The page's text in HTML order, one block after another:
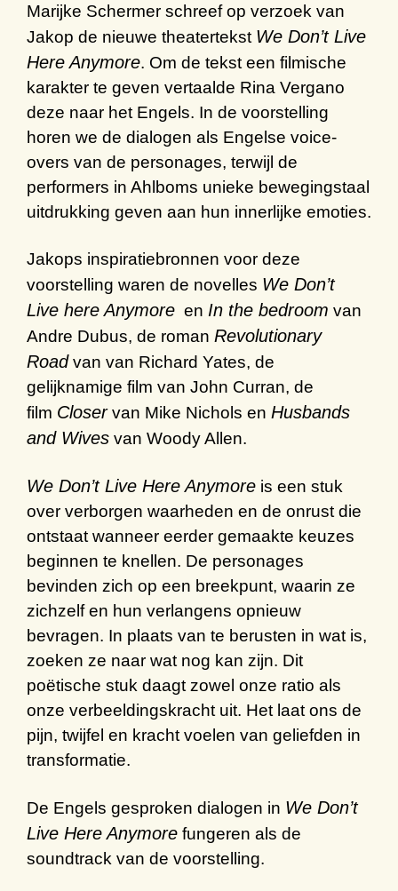
Marijke Schermer schreef op verzoek van
Jakop de nieuwe theatertekst We Don’t Live
Here Anymore. Om de tekst een filmische
karakter te geven vertaalde Rina Vergano
deze naar het Engels. In de voorstelling
horen we de dialogen als Engelse voice-
overs van de personages, terwijl de
performers in Ahlboms unieke bewegingstaal
uitdrukking geven aan hun innerlijke emoties.
Jakops inspiratiebronnen voor deze
voorstelling waren de novelles We Don’t
Live here Anymore en In the bedroom van
Andre Dubus, de roman Revolutionary
Roadvan van Richard Yates, de
gelijknamige film van John Curran, de
film Closervan Mike Nichols en Husbands
and Wives van Woody Allen.
We Don’t Live Here Anymore is een stuk
over verborgen waarheden en de onrust die
ontstaat wanneer eerder gemaakte keuzes
beginnen te knellen. De personages
bevinden zich op een breekpunt, waarin ze
zichzelf en hun verlangens opnieuw
bevragen. In plaats van te berusten in wat is,
zoeken ze naar wat nog kan zijn. Dit
poëtische stuk daagt zowel onze ratio als
onze verbeeldingskracht uit. Het laat ons de
pijn, twijfel en kracht voelen van geliefden in
transformatie.
De Engels gesproken dialogen in We Don’t
Live Here Anymore fungeren als de
soundtrack van de voorstelling.